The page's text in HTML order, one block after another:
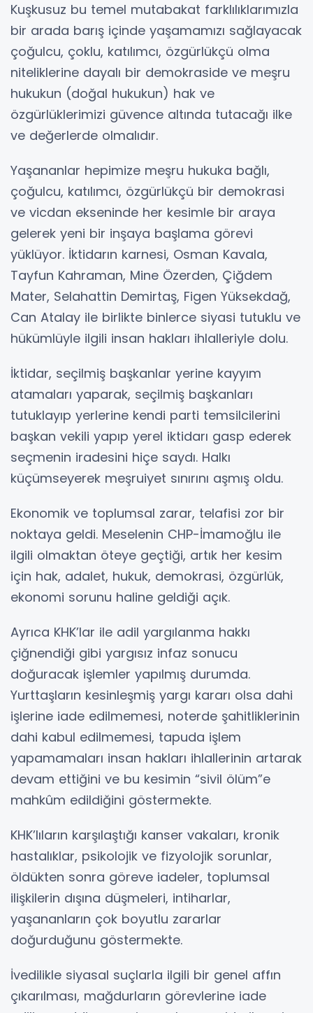
Kuşkusuz bu temel mutabakat farklılıklarımızla
bir arada barış içinde yaşamamızı sağlayacak
çoğulcu, çoklu, katılımcı, özgürlükçü olma
niteliklerine dayalı bir demokraside ve meşru
hukukun (doğal hukukun) hak ve
özgürlüklerimizi güvence altında tutacağı ilke
ve değerlerde olmalıdır.
Yaşananlar hepimize meşru hukuka bağlı,
çoğulcu, katılımcı, özgürlükçü bir demokrasi
ve vicdan ekseninde her kesimle bir araya
gelerek yeni bir inşaya başlama görevi
yüklüyor. İktidarın karnesi, Osman Kavala,
Tayfun Kahraman, Mine Özerden, Çiğdem
Mater, Selahattin Demirtaş, Figen Yüksekdağ,
Can Atalay ile birlikte binlerce siyasi tutuklu ve
hükümlüyle ilgili insan hakları ihlalleriyle dolu.
İktidar, seçilmiş başkanlar yerine kayyım
atamaları yaparak, seçilmiş başkanları
tutuklayıp yerlerine kendi parti temsilcilerini
başkan vekili yapıp yerel iktidarı gasp ederek
seçmenin iradesini hiçe saydı. Halkı
küçümseyerek meşruiyet sınırını aşmış oldu.
Ekonomik ve toplumsal zarar, telafisi zor bir
noktaya geldi. Meselenin CHP-İmamoğlu ile
ilgili olmaktan öteye geçtiği, artık her kesim
için hak, adalet, hukuk, demokrasi, özgürlük,
ekonomi sorunu haline geldiği açık.
Ayrıca KHK’lar ile adil yargılanma hakkı
çiğnendiği gibi yargısız infaz sonucu
doğuracak işlemler yapılmış durumda.
Yurttaşların kesinleşmiş yargı kararı olsa dahi
işlerine iade edilmemesi, noterde şahitliklerinin
dahi kabul edilmemesi, tapuda işlem
yapamamaları insan hakları ihlallerinin artarak
devam ettiğini ve bu kesimin “sivil ölüm”e
mahkûm edildiğini göstermekte.
KHK’lıların karşılaştığı kanser vakaları, kronik
hastalıklar, psikolojik ve fizyolojik sorunlar,
öldükten sonra göreve iadeler, toplumsal
ilişkilerin dışına düşmeleri, intiharlar,
yaşananların çok boyutlu zararlar
doğurduğunu göstermekte.
İvedilikle siyasal suçlarla ilgili bir genel affın
çıkarılması, mağdurların görevlerine iade